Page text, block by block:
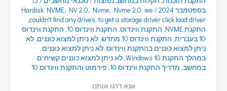
בספטמבר 2024
/
Hardisk NVME, NV 2.0, Nvme, Nvme 2.0,we
couldn't find any drives. to get a storage driver click load driver
,
התקנת NVME
, התקנת ווינדוס, התקנת ווינדוס 10 , התקנת ווינדוס
10 בעברית
, התקנת ווינדוס 10 מחדש , לא ניתן למצוא כוננים, לא
ניתן למצוא כוננים בהתקנת ווינדוס, לא ניתן למצוא כוננים
במהלך התקנת Windows 10
, לא ניתן למצוא כוננים קשיחים
במחשב, מדריך התקנת ווינדוס 10 , פירמוט והתקנת ווינדוס 10
אנא דרגו אותנו